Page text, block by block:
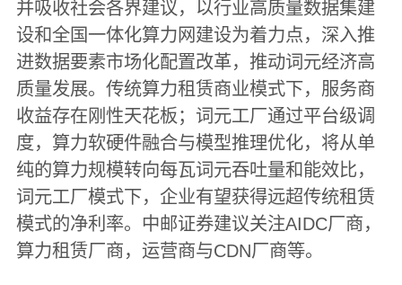
并吸收社会各界建议，以行业高质量数据集建
设和全国一体化算力网建设为着力点，深入推
进数据要素市场化配置改革，推动词元经济高
质量发展。传统算力租赁商业模式下，服务商
收益存在刚性天花板；词元工厂通过平台级调
度，算力软硬件融合与模型推理优化，将从单
纯的算力规模转向每瓦词元吞吐量和能效比，
词元工厂模式下，企业有望获得远超传统租赁
模式的净利率。中邮证券建议关注AIDC厂商，
算力租赁厂商，运营商与CDN厂商等。